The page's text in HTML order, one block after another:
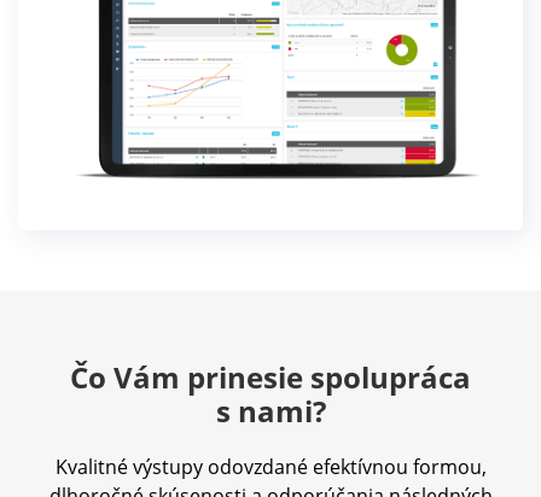
Čo Vám prinesie spolupráca
s nami?
Kvalitné výstupy odovzdané efektívnou formou,